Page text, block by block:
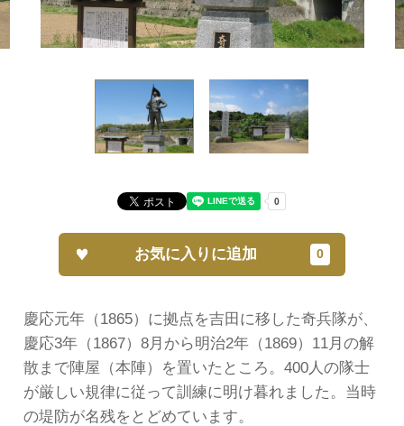
慶応元年（1865）に拠点を吉田に移した奇兵隊が、
慶応3年（1867）8月から明治2年（1869）11月の解
散まで陣屋（本陣）を置いたところ。400人の隊士
が厳しい規律に従って訓練に明け暮れました。当時
の堤防が名残をとどめています。
お気に入りに追加